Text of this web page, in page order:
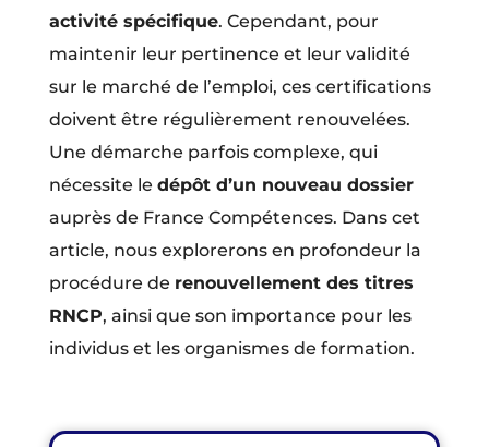
activité spécifique. Cependant, pour
maintenir leur pertinence et leur validité
sur le marché de l’emploi, ces certifications
doivent être régulièrement renouvelées.
Une démarche parfois complexe, qui
nécessite le dépôt d’un nouveau dossier
auprès de France Compétences. Dans cet
article, nous explorerons en profondeur la
procédure de renouvellement des titres
RNCP, ainsi que son importance pour les
individus et les organismes de formation.